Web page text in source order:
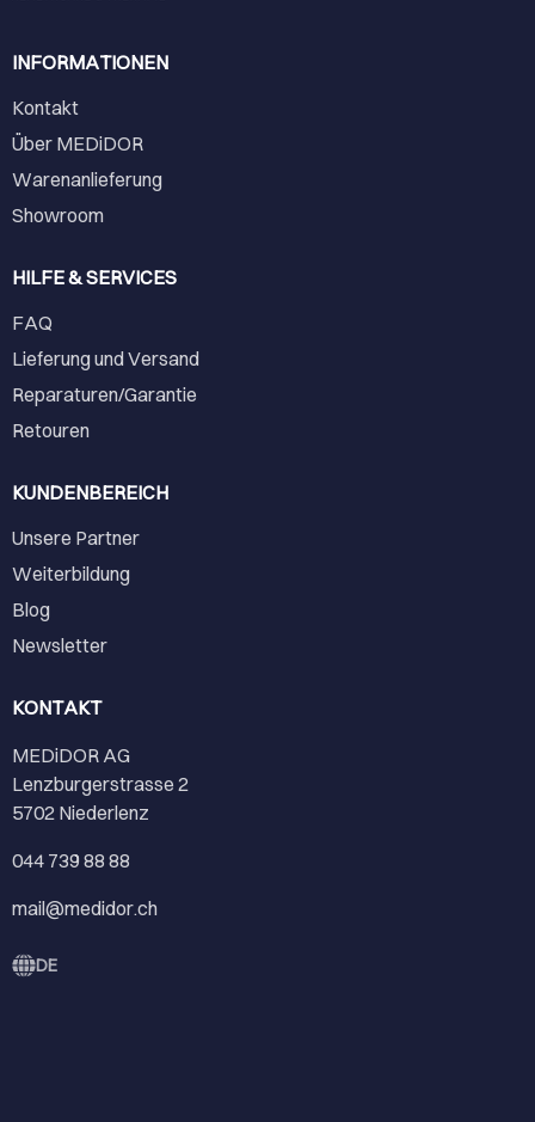
INFORMATIONEN
Kontakt
Über MEDiDOR
Warenanlieferung
Showroom
HILFE & SERVICES
FAQ
Lieferung und Versand
Reparaturen/Garantie
Retouren
KUNDENBEREICH
Unsere Partner
Weiterbildung
Blog
Newsletter
KONTAKT
MEDiDOR AG
Lenzburgerstrasse 2
5702 Niederlenz
044 739 88 88
mail@medidor.ch
DE